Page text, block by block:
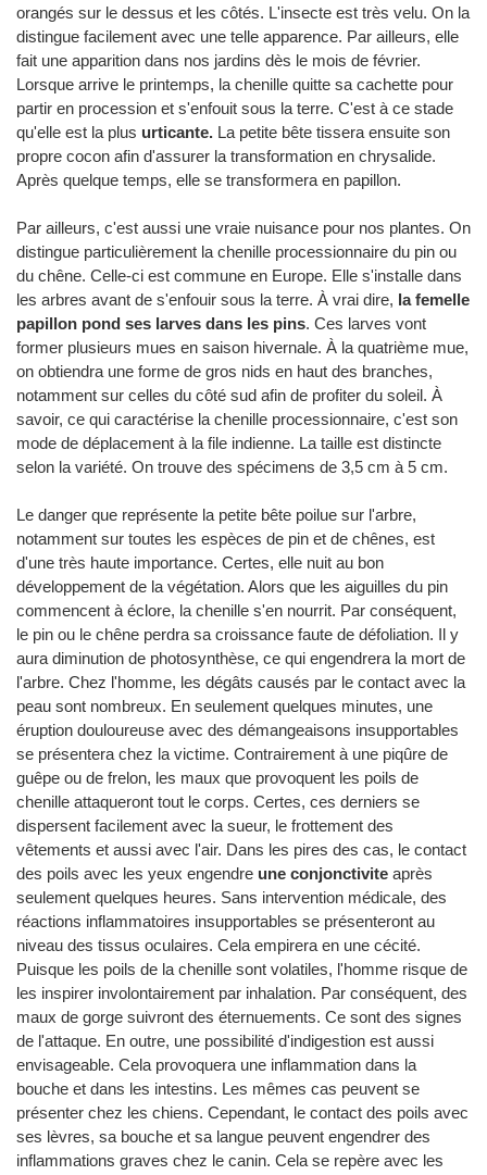
orangés sur le dessus et les côtés. L'insecte est très velu. On la
distingue facilement avec une telle apparence. Par ailleurs, elle
fait une apparition dans nos jardins dès le mois de février.
Lorsque arrive le printemps, la chenille quitte sa cachette pour
partir en procession et s'enfouit sous la terre. C'est à ce stade
qu'elle est la plus urticante. La petite bête tissera ensuite son
propre cocon afin d'assurer la transformation en chrysalide.
Après quelque temps, elle se transformera en papillon.
Par ailleurs, c'est aussi une vraie nuisance pour nos plantes. On
distingue particulièrement la chenille processionnaire du pin ou
du chêne. Celle-ci est commune en Europe. Elle s'installe dans
les arbres avant de s'enfouir sous la terre. À vrai dire, la femelle
papillon pond ses larves dans les pins. Ces larves vont
former plusieurs mues en saison hivernale. À la quatrième mue,
on obtiendra une forme de gros nids en haut des branches,
notamment sur celles du côté sud afin de profiter du soleil. À
savoir, ce qui caractérise la chenille processionnaire, c'est son
mode de déplacement à la file indienne. La taille est distincte
selon la variété. On trouve des spécimens de 3,5 cm à 5 cm.
Le danger que représente la petite bête poilue sur l'arbre,
notamment sur toutes les espèces de pin et de chênes, est
d'une très haute importance. Certes, elle nuit au bon
développement de la végétation. Alors que les aiguilles du pin
commencent à éclore, la chenille s'en nourrit. Par conséquent,
le pin ou le chêne perdra sa croissance faute de défoliation. Il y
aura diminution de photosynthèse, ce qui engendrera la mort de
l'arbre. Chez l'homme, les dégâts causés par le contact avec la
peau sont nombreux. En seulement quelques minutes, une
éruption douloureuse avec des démangeaisons insupportables
se présentera chez la victime. Contrairement à une piqûre de
guêpe ou de frelon, les maux que provoquent les poils de
chenille attaqueront tout le corps. Certes, ces derniers se
dispersent facilement avec la sueur, le frottement des
vêtements et aussi avec l'air. Dans les pires des cas, le contact
des poils avec les yeux engendre une conjonctivite après
seulement quelques heures. Sans intervention médicale, des
réactions inflammatoires insupportables se présenteront au
niveau des tissus oculaires. Cela empirera en une cécité.
Puisque les poils de la chenille sont volatiles, l'homme risque de
les inspirer involontairement par inhalation. Par conséquent, des
maux de gorge suivront des éternuements. Ce sont des signes
de l'attaque. En outre, une possibilité d'indigestion est aussi
envisageable. Cela provoquera une inflammation dans la
bouche et dans les intestins. Les mêmes cas peuvent se
présenter chez les chiens. Cependant, le contact des poils avec
ses lèvres, sa bouche et sa langue peuvent engendrer des
inflammations graves chez le canin. Cela se repère avec les